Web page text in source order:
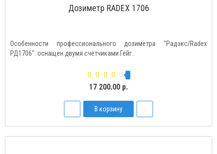
Дозиметр RADEX 1706
Особенности профессионального дозиметра "Радэкс/Radex
РД1706": оснащен двумя счетчиками Гейг..
17 200.00 р.
В корзину